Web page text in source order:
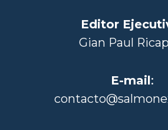
Editor
Gian Paul
E-mail: